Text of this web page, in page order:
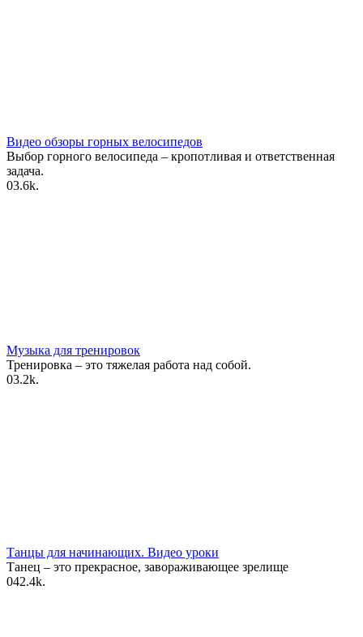
Видео обзоры горных велосипедов
Выбор горного велосипеда – кропотливая и ответственная
задача.
03.6k.
Музыка для тренировок
Тренировка – это тяжелая работа над собой.
03.2k.
Танцы для начинающих. Видео уроки
Танец – это прекрасное, завораживающее зрелище
042.4k.